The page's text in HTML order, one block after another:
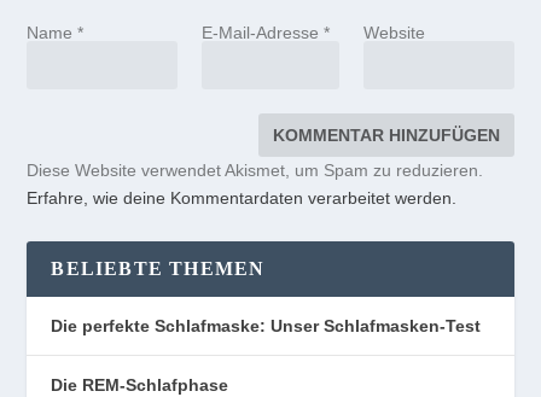
Name* E-Mail-Adresse * Website
Diese Website verwendet Akismet, um Spam zu reduzieren.
Erfahre, wie deine Kommentardaten verarbeitet werden.
BELIEBTE THEMEN
Die perfekte Schlafmaske: Unser Schlafmasken-Test
Die REM-Schlafphase